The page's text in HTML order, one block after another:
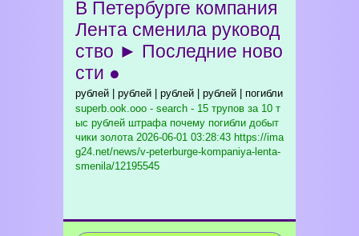
В Петербурге компания
Лента сменила руковод
ство ► Последние ново
сти ●
рублей | рублей | рублей | рублей | погибли
superb.ook.ooo - search - 15 трупов за 10 т
ыс рублей штрафа почему погибли добыт
чики золота2026-06-01 03:28:43 https://ima
g24.net/news/v-peterburge-kompaniya-lenta-
smenila/12195545